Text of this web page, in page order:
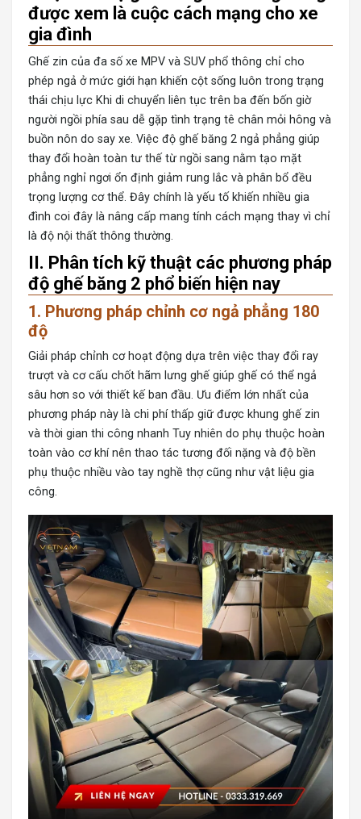
được xem là cuộc cách mạng cho xe
gia đình
Ghế zin của đa số xe MPV và SUV phổ thông chỉ cho
phép ngả ở mức giới hạn khiến cột sống luôn trong trạng
thái chịu lực Khi di chuyển liên tục trên ba đến bốn giờ
người ngồi phía sau dễ gặp tình trạng tê chân mỏi hông và
buồn nôn do say xe. Việc độ ghế băng 2 ngả phẳng giúp
thay đổi hoàn toàn tư thế từ ngồi sang nằm tạo mặt
phẳng nghỉ ngơi ổn định giảm rung lắc và phân bổ đều
trọng lượng cơ thể. Đây chính là yếu tố khiến nhiều gia
đình coi đây là nâng cấp mang tính cách mạng thay vì chỉ
là độ nội thất thông thường.
II. Phân tích kỹ thuật các phương pháp
độ ghế băng 2 phổ biến hiện nay
1. Phương pháp chỉnh cơ ngả phẳng 180
độ
Giải pháp chỉnh cơ hoạt động dựa trên việc thay đổi ray
trượt và cơ cấu chốt hãm lưng ghế giúp ghế có thể ngả
sâu hơn so với thiết kế ban đầu. Ưu điểm lớn nhất của
phương pháp này là chi phí thấp giữ được khung ghế zin
và thời gian thi công nhanh Tuy nhiên do phụ thuộc hoàn
toàn vào cơ khí nên thao tác tương đối nặng và độ bền
phụ thuộc nhiều vào tay nghề thợ cũng như vật liệu gia
công.